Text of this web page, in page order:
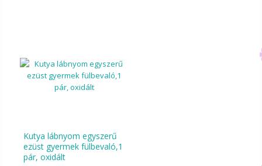
Kutya lábnyom egyszerű
ezüst gyermek fülbevaló,1
pár, oxidált